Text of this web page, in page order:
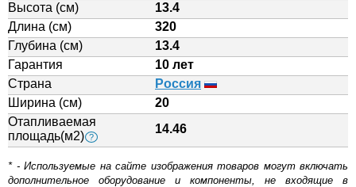
Высота (см)
13.4
Длина (см)
320
Глубина (см)
13.4
Гарантия
10 лет
Страна
Россия
Ширина (см)
20
Отапливаемая
площадь(м2) ?
14.46
* - Используемые на сайте изображения товаров могут включать
дополнительное оборудование и компоненты, не входящие в